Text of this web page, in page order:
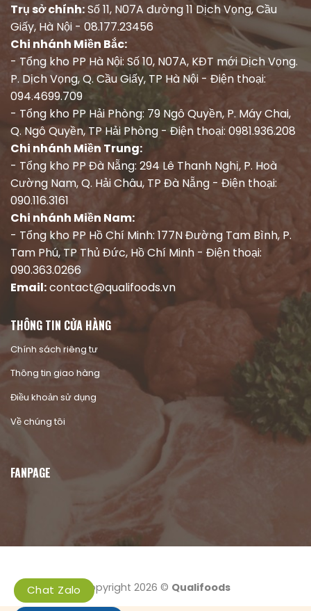
Trụ sở chính:Số 11, N07A đường 11 Dịch Vọng, Cầu
Giấy, Hà Nội - 08.177.23456
Chi nhánh Miền Bắc:
- Tổng kho PP Hà Nội: Số 10, N07A, KĐT mới Dịch Vọng.
P. Dịch Vọng, Q. Cầu Giấy, TP Hà Nội - Điện thoại:
094.4699.709
- Tổng kho PP Hải Phòng: 79 Ngô Quyền, P. Máy Chai,
Q. Ngô Quyền, TP Hải Phòng - Điện thoại: 0981.936.208
Chi nhánh Miền Trung:
- Tổng kho PP Đà Nẵng: 294 Lê Thanh Nghị, P. Hoà
Cường Nam, Q. Hải Châu, TP Đà Nẵng - Điện thoại:
090.116.3161
Chi nhánh Miền Nam:
- Tổng kho PP Hồ Chí Minh: 177N Đường Tam Bình, P.
Tam Phú, TP Thủ Đức, Hồ Chí Minh - Điện thoại:
090.363.0266
Email:contact@qualifoods.vn
THÔNG TIN CỬA HÀNG
Chính sách riêng tư
Thông tin giao hàng
Điều khoản sử dụng
Về chúng tôi
FANPAGE
Chat Zalo Copyright 2026 © Qualifoods